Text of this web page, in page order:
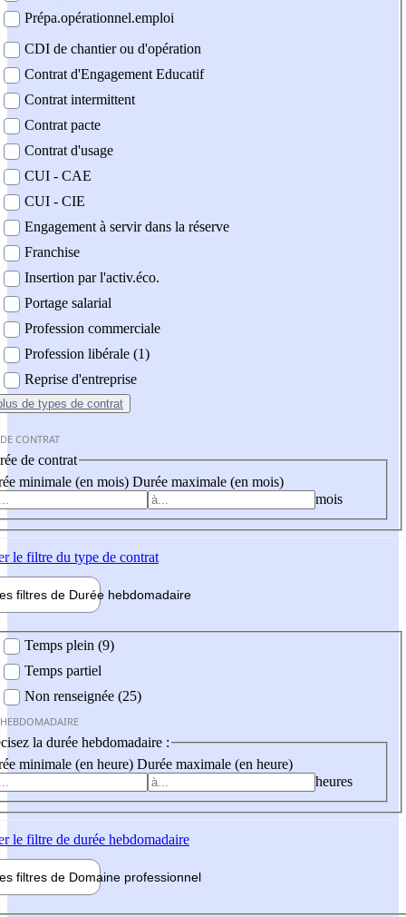
Prépa.opérationnel.emploi
CDI de chantier ou d'opération
Contrat d'Engagement Educatif
Contrat intermittent
Contrat pacte
Contrat d'usage
CUI - CAE
CUI - CIE
Engagement à servir dans la réserve
Franchise
Insertion par l'activ.éco.
Portage salarial
Profession commerciale
Profession libérale (1)
Reprise d'entreprise
de types de contrat
CONTRAT
de contrat
minimale (en mois) Durée maximale (en mois)
mois
le filtre du type de contrat
filtres de Durée hebdomadaire
Temps plein (9)
Temps partiel
Non renseignée (25)
la durée hebdomadaire :
minimale (en heure) Durée maximale (en heure)
heures
le filtre de durée hebdomadaire
filtres de Domaine professionnel